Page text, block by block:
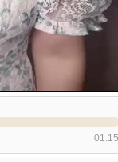
01:15